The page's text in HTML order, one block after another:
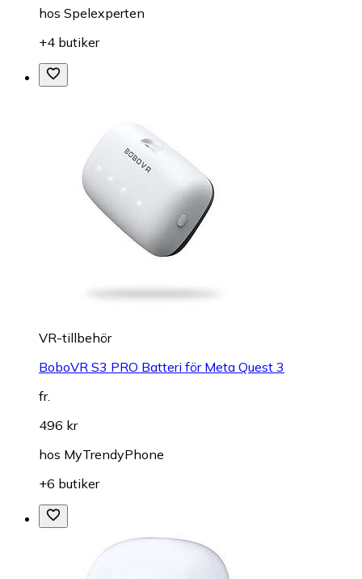
hos Spelexperten
+4 butiker
VR-tillbehör
BoboVR S3 PRO Batteri för Meta Quest 3
fr.
496 kr
hos MyTrendyPhone
+6 butiker